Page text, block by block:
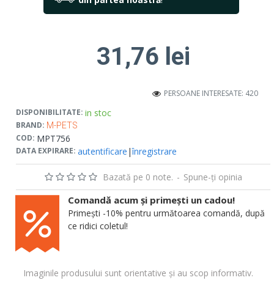
DISPONIBILITATE: in stoc
BRAND: M-PETS
COD: MPT756
DATA EXPIRARE: autentificare |înregistrare
PERSOANE INTERESATE: 420
Bazată pe 0 note. - Spune-ţi opinia
31,76 lei
Imaginile produsului sunt orientative și au scop informativ.
Comandă acum și primești un cadou!
Primești -10% pentru următoarea comandă, după
ce ridici coletul!